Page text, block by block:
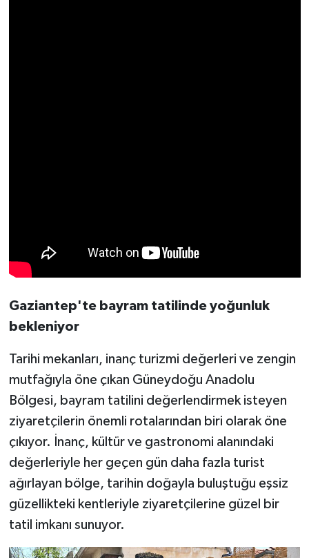
Gaziantep'te bayram tatilinde yoğunluk
bekleniyor
Tarihi mekanları, inanç turizmi değerleri ve zengin
mutfağıyla öne çıkan Güneydoğu Anadolu
Bölgesi, bayram tatilini değerlendirmek isteyen
ziyaretçilerin önemli rotalarından biri olarak öne
çıkıyor. İnanç, kültür ve gastronomi alanındaki
değerleriyle her geçen gün daha fazla turist
ağırlayan bölge, tarihin doğayla buluştuğu eşsiz
güzellikteki kentleriyle ziyaretçilerine güzel bir
tatil imkanı sunuyor.